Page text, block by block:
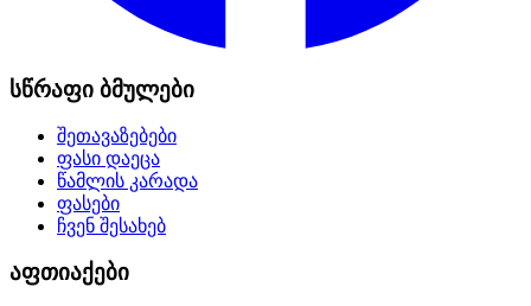
სწრაფი ბმულები
შეთავაზებები
ფასი დაეცა
წამლის კარადა
ფასები
ჩვენ შესახებ
აფთიაქები